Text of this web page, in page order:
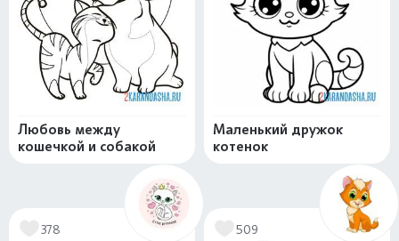
Любовь между
кошечкой и собакой
Маленький дружок
котенок
378 509